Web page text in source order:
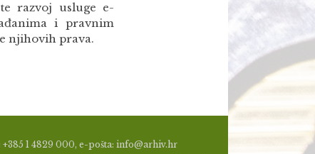
razvoj usluge e-
i pravnim
njihovih prava.
1 4829 000, e-pošta: info@arhiv.hr